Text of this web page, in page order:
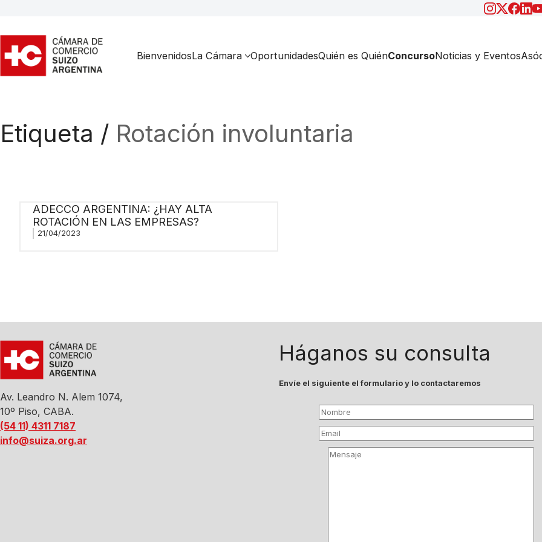
BienvenidosLa Cámara OportunidadesQuién es QuiénConcursoNoticias y Eventos
Etiqueta / Rotación involuntaria
ADECCO ARGENTINA: ¿HAY ALTA
ROTACIÓN EN LAS EMPRESAS?
21/04/2023
Av. Leandro N. Alem 1074,
10º Piso, CABA.
(54 11) 4311 7187
info@suiza.org.ar
Háganos su consulta
Envíe el siguiente el formulario y lo contactaremos